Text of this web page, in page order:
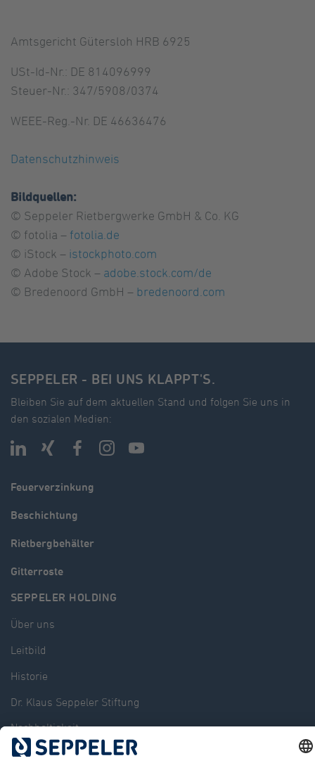
Amtsgericht Gütersloh HRB 6925
USt-Id-Nr.: DE 814096999
Steuer-Nr.: 347/5908/0374
WEEE-Reg.-Nr. DE 46636476
Datenschutzhinweis
Bildquellen:
© Seppeler Rietbergwerke GmbH & Co. KG
© fotolia – fotolia.de
© iStock – istockphoto.com
© Adobe Stock – adobe.stock.com/de
© Bredenoord GmbH – bredenoord.com
SEPPELER - BEI UNS KLAPPT'S.
Bleiben Sie auf dem aktuellen Stand und folgen Sie uns in
den sozialen Medien:
Feuerverzinkung
Beschichtung
Rietbergbehälter
Gitterroste
SEPPELER HOLDING
Über uns
Leitbild
Historie
Dr. Klaus Seppeler Stiftung
Nachhaltigkeit
Verbände und Gremien